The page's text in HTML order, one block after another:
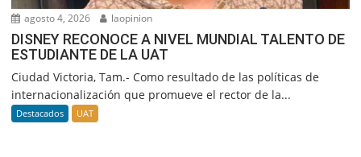
agosto 4, 2026 laopinion
DISNEY RECONOCE A NIVEL MUNDIAL TALENTO DE
ESTUDIANTE DE LA UAT
Ciudad Victoria, Tam.- Como resultado de las políticas de
internacionalización que promueve el rector de la...
Destacados UAT